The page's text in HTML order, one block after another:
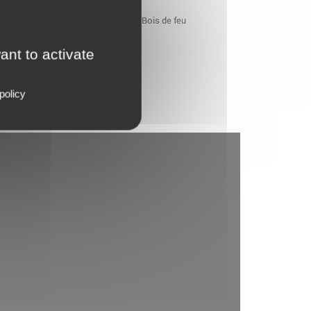
to activate